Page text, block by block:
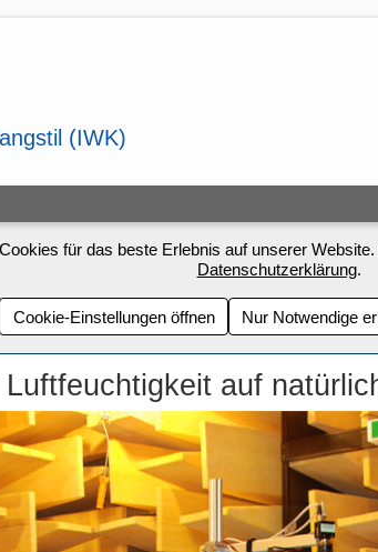
für das beste Erlebnis auf unserer
Datenschutzerklärung.
Cookie-Einstellungen öffnen Nur Notwendige
auf